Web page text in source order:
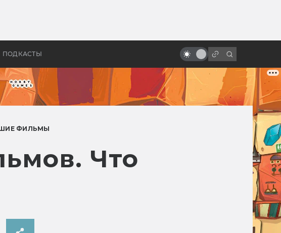
ПОДКАСТЫ
колец»
ложки нет
ФИЛЬМЫ
Что